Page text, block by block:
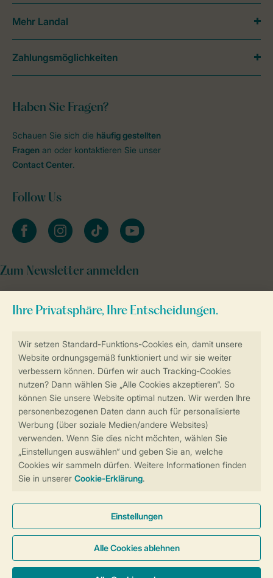
Sicherstellung Deiner Privatsphäre
Sicher und schnell zur Online-Buchung
Sichere Datenübertragung
Sicheres Bezahlen
Haben Sie Fragen?
Schauen Sie sich die häufig gestellten
Fragen an oder kontaktieren Sie unser
Contact Center.
Follow Us
facebookinstagramtiktok youtube
Zum Newsletter anmelden
Mehr Landal
Zahlungsmöglichkeiten
Cookies und Banner
Barrierefreiheit